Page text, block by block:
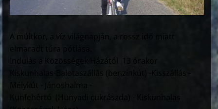
A múltkor, a víz világnapján, a rossz idő miatt
elmaradt túra pótlása.
Indulás a Közösségek Házától 13 órakor
Kiskunhalas-Balotaszállás (benzinkút) -Kisszállás -